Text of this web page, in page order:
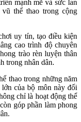
mạnh mẽ và sức lan
thể thao trong cộng
uy tín, tạo điều kiện
cao trình độ chuyên
trào rèn luyện thân
trong nhân dân.
thao trong những năm
của bộ môn này đối
chỉ là hoạt động thể
góp phần làm phong